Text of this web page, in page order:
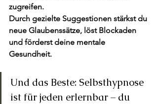
zugreifen.
Durch gezielte Suggestionen stärkst du
neue Glaubenssätze, löst Blockaden
und förderst deine mentale
Gesundheit.
Und das Beste: Selbsthypnose
ist für jeden erlernbar – du